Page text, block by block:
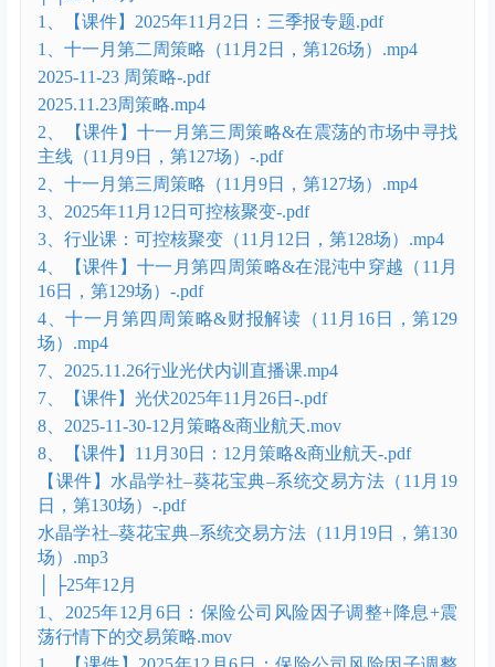
│ 4月19日：经济数据解读及部分行业财报解读-.pdf
│ 5、行业课：锂电池（4月22日，第163场） .mp4
│ 6、五月策略（4月26日） .mp4
5月
│ 152.五月策略（2）（5月3日，第165场） .mp4
│ 47.行业课：液冷板块（5月6日，第166场） .mp4
│ 【课件】2026年5月3日：5月月度策略.pdf
│ ├25年11月
1、【课件】2025年11月2日：三季报专题.pdf
1、十一月第二周策略（11月2日，第126场）.mp4
2025-11-23 周策略-.pdf
2025.11.23周策略.mp4
2、【课件】十一月第三周策略&在震荡的市场中寻找
主线（11月9日，第127场）-.pdf
2、十一月第三周策略（11月9日，第127场）.mp4
3、2025年11月12日可控核聚变-.pdf
3、行业课：可控核聚变（11月12日，第128场）.mp4
4、【课件】十一月第四周策略&在混沌中穿越（11月
16日，第129场）-.pdf
4、十一月第四周策略&财报解读（11月16日，第129
场）.mp4
7、2025.11.26行业光伏内训直播课.mp4
7、【课件】光伏2025年11月26日-.pdf
8、2025-11-30-12月策略&商业航天.mov